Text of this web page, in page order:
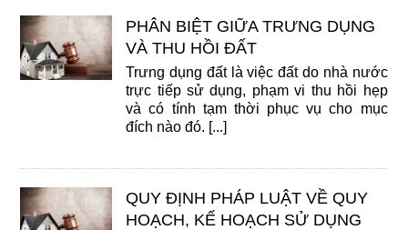
PHÂN BIỆT GIỮA TRƯNG DỤNG
VÀ THU HỒI ĐẤT
Trưng dụng đất là việc đất do nhà nước
trực tiếp sử dụng, phạm vi thu hồi hẹp
và có tính tạm thời phục vụ cho mục
đích nào đó. [...]
QUY ĐỊNH PHÁP LUẬT VỀ QUY
HOẠCH, KẾ HOẠCH SỬ DỤNG